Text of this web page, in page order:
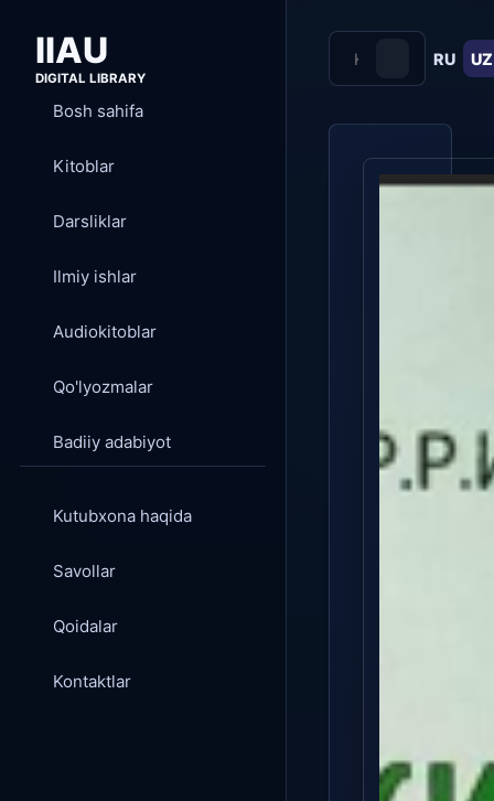
IIAU
DIGITAL LIBRARY
Bosh sahifa
Kitoblar
Darsliklar
Ilmiy ishlar
Audiokitoblar
Qo'lyozmalar
Badiiy adabiyot
Kutubxona haqida
Savollar
Qoidalar
Kontaktlar
RU UZ